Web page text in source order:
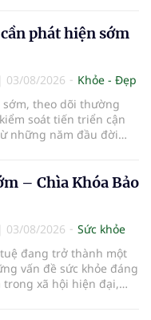
lâu có thể làm giảm
sạch và ảnh hưởng
răng miệng...
phát hiện sớm
03/08/2026
Khỏe - Đẹp
sớm, theo dõi thường
soát tiến triển cận
những năm đầu đời
là định hướng của
Nhãn nhi và Kiểm soát
hoạt động ngày 1/8.
– Chìa Khóa Bảo
03/08/2026
Sức khỏe
đang trở thành một
vấn đề sức khỏe đáng
trong xã hội hiện đại,